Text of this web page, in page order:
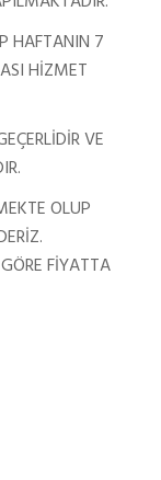
HAFTANIN 7
HİZMET
VE
OLUP
FİYATTA